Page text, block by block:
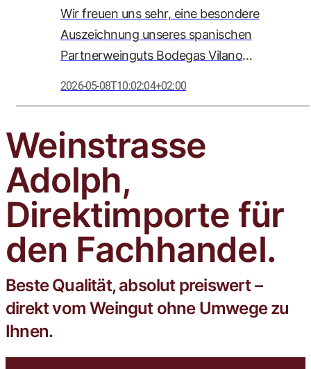
Wir freuen uns sehr, eine besondere
Auszeichnung unseres spanischen
Partnerweinguts Bodegas Vilano
Trophy mit der Goldmedaille
ausgezeichnet.
2026-05-08T10:02:04+02:00
Weinstrasse
Adolph,
Direktimporte für
den Fachhandel.
Beste Qualität, absolut preiswert –
direkt vom Weingut ohne Umwege zu
Ihnen.